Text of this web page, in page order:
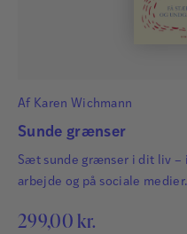
Af Karen Wichmann
Sunde grænser
Sæt sunde grænser i dit liv
arbejde og på sociale medier.
299,00 kr.